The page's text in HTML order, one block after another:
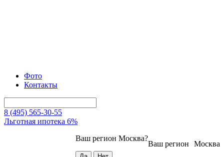
Фото
Контакты
8 (495) 565-30-55
Льготная ипотека 6%
Москва
Ваш регион
Ваш регион Москва?